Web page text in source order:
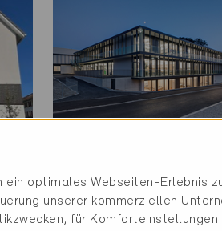
Definitiv
Weinfelden 8570
ein optimales Webseiten-Erlebnis
unserer kommerziellen
für